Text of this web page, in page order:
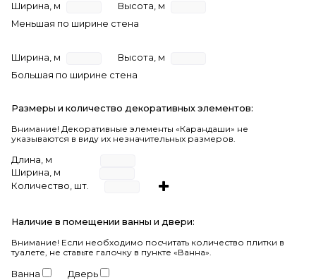
Ширина, м
Высота, м
Меньшая по ширине стена
Ширина, м
Высота, м
Большая по ширине стена
Размеры и количество декоративных элементов:
Внимание! Декоративные элементы «Карандаши» не
указываются в виду их незначительных размеров.
Длина, м
Ширина, м
Количество, шт.
Наличие в помещении ванны и двери:
Внимание! Если необходимо посчитать количество плитки в
туалете, не ставьте галочку в пункте «Ванна».
Ванна Дверь